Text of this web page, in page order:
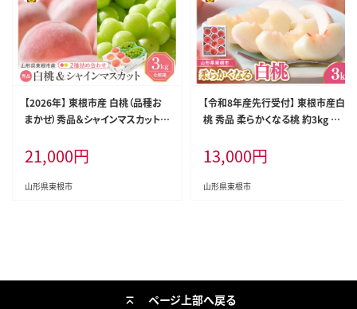
【2026年】 東根市産 白桃（品種お
まかせ）秀品＆シャインマスカット詰
根市 hi027-238
21,000円
山形県東根市
【令和8年産先行受付】 東根市産白
桃 秀品 柔らかくなる桃 約3kg ベ
04-005
13,000円
山形県東根市
ページ上部へ戻る